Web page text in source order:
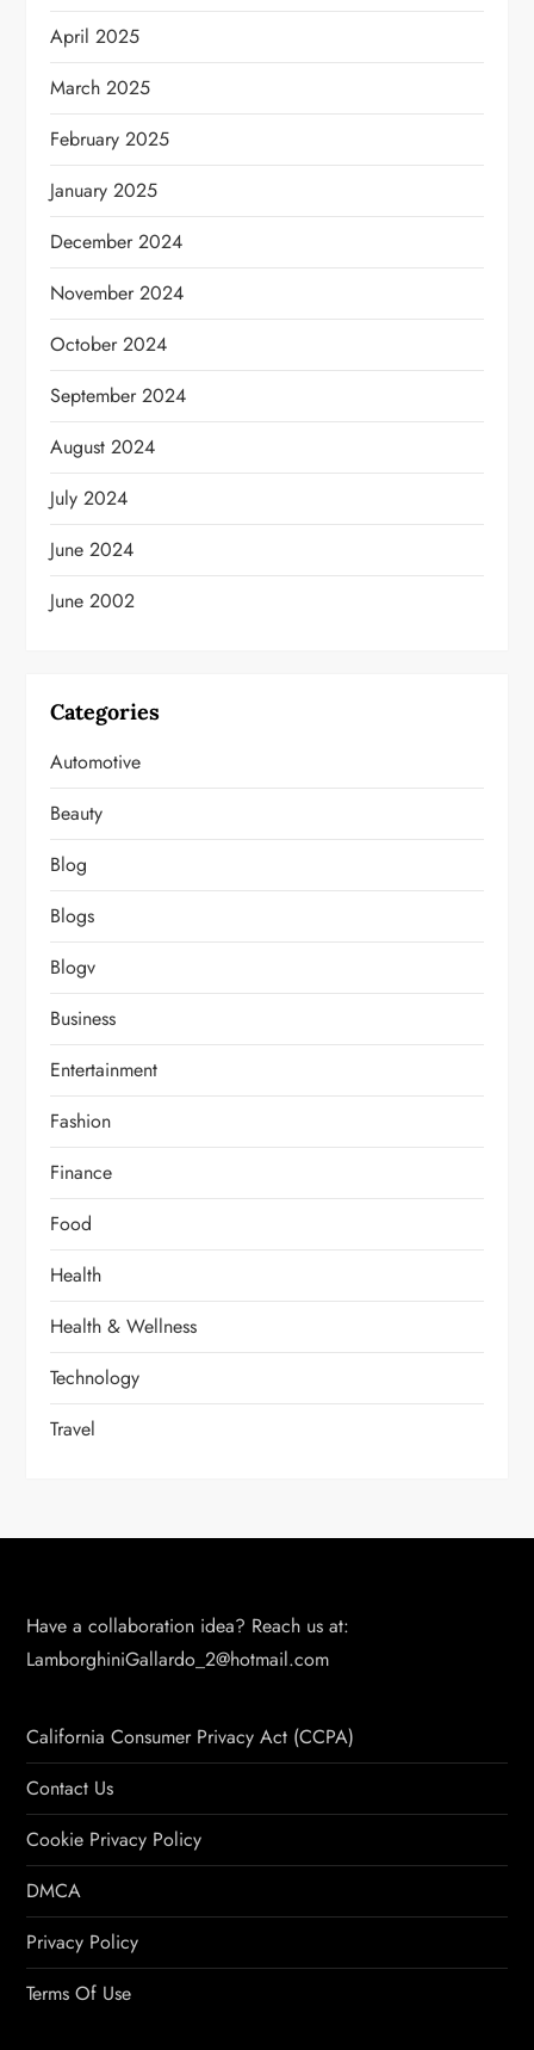
April 2025
March 2025
February 2025
January 2025
December 2024
November 2024
October 2024
September 2024
August 2024
July 2024
June 2024
June 2002
Categories
Automotive
Beauty
Blog
Blogs
Blogv
Business
Entertainment
Fashion
Finance
Food
Health
Health & Wellness
Technology
Travel
Have a collaboration idea? Reach us at:
LamborghiniGallardo_2@hotmail.com
California Consumer Privacy Act (CCPA)
Contact Us
Cookie Privacy Policy
DMCA
Privacy Policy
Terms Of Use